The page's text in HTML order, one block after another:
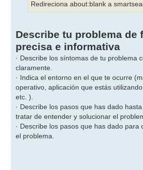
Redireciona about:blank a
Describe tu problema de
precisa e informativa
· Describe los síntomas de tu problema
claramente.
· Indica el entorno en el que te ocurre
operativo, aplicación que estás
etc. ).
· Describe los pasos que has dado
tratar de entender y solucionar el
· Describe los pasos que has dado para
el problema.